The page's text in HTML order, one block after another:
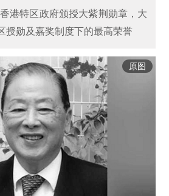
港特区政府颁授大紫荆勋章，大
授勋及嘉奖制度下的最高荣誉
原图